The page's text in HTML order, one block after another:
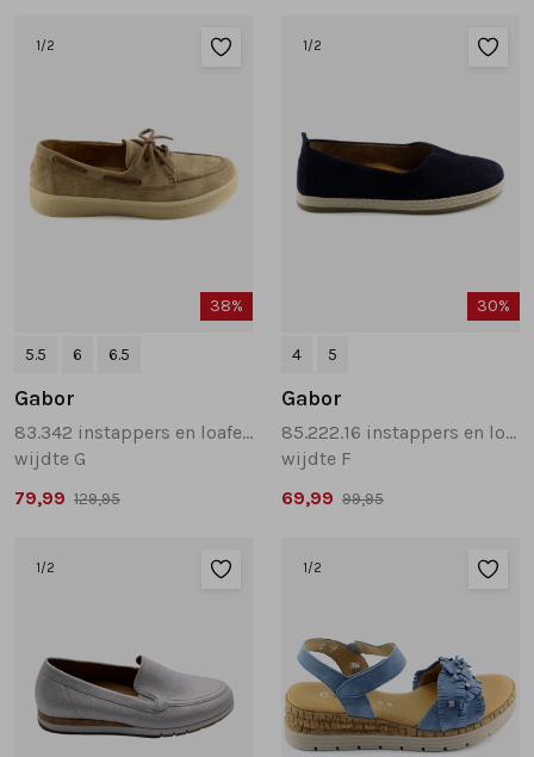
1 /2
38%
5.5 6 6.5
Gabor
83.342 instappers en loafers cognac
wijdte G
79,99 129,95
1 /2
30%
4 5
Gabor
85.222.16 instappers en loafers donkerblauw
wijdte F
69,99 99,95
1 /2 1 /2